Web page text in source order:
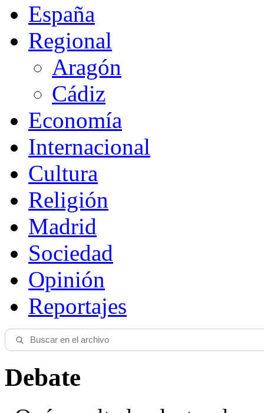
España
Regional
Aragón
Cádiz
Economía
Internacional
Cultura
Religión
Madrid
Sociedad
Opinión
Reportajes
Debate